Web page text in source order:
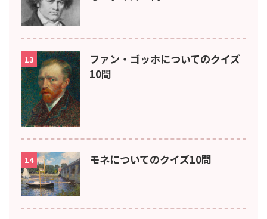
13
ファン・ゴッホについてのクイズ
10問
14 モネについてのクイズ10問